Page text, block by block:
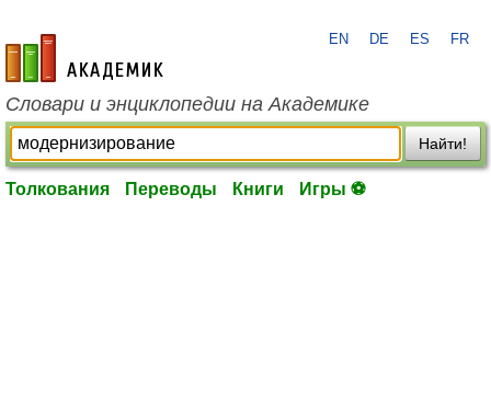
academic.ru
EN DE ES FR
Словари и энциклопедии на Академике
Найти!
Толкования Переводы Книги Игры ⚽